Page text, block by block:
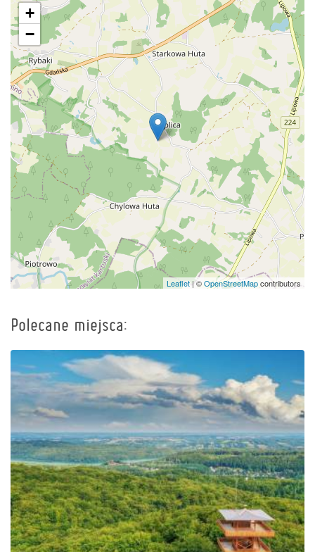
+
−
Leaflet | ©OpenStreetMapcontributors
Polecane miejsca:
Wieża widokowa im.
Jana Pawła II na Wieżycy